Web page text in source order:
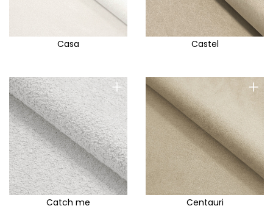
Casa Castel
+
Catch me
+
Centauri